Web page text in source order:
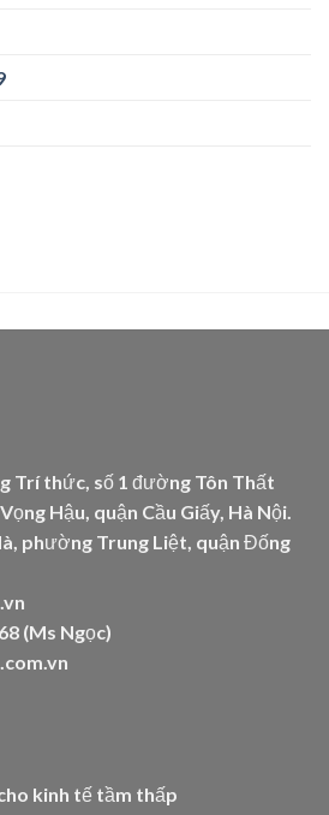
Trí thức, số 1 đường Tôn Thất
Hậu, quận Cầu Giấy, Hà Nội.
phường Trung Liệt, quận Đống
(Ms Ngọc)
kinh tế tầm thấp